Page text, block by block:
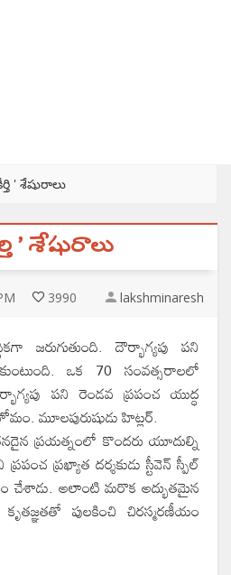
' శేషురాలు
' శేషురాలు
3990 lakshminaresh
జరుగుతుంది. దౌర్భాగ్యపు పని
ఒక 70 సంవత్సరాలలో
పని రెండవ ప్రపంచ యుద్ధ
మూలపురుషుడు హిట్లర్.
ప్రయత్నంలో కొందరు యూదుల్ని
ప్రఖ్యాత దర్శకుడు స్టీవెన్ స్పీల్
చేశాడు. అలాంటి మరొక అద్భుతమైన
పులకించి చిరస్మరణీయం